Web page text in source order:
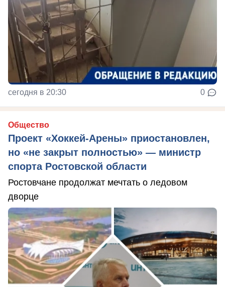
сегодня в 20:30 0
Общество
Проект «Хоккей-Арены» приостановлен,
но «не закрыт полностью» — министр
спорта Ростовской области
Ростовчане продолжат мечтать о ледовом
дворце